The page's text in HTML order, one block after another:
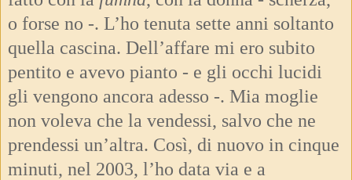
o forse no -. L’ho tenuta sette anni soltanto
quella cascina. Dell’affare mi ero subito
pentito e avevo pianto - e gli occhi lucidi
gli vengono ancora adesso -. Mia moglie
non voleva che la vendessi, salvo che ne
prendessi un’altra. Così, di nuovo in cinque
minuti, nel 2003, l’ho data via e a